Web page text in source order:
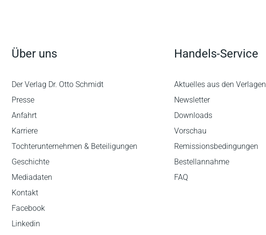
Über uns
Der Verlag Dr. Otto Schmidt
Presse
Anfahrt
Karriere
Tochterunternehmen & Beteiligungen
Geschichte
Mediadaten
Kontakt
Facebook
Linkedin
Handels-Service
Aktuelles aus den Verlagen
Newsletter
Downloads
Vorschau
Remissionsbedingungen
Bestellannahme
FAQ